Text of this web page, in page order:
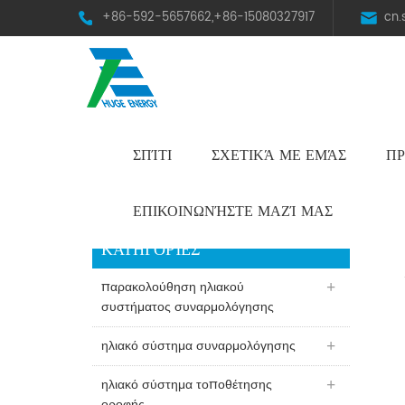
+86-592-5657662,+86-15080327917
ΣΠΊΤΙ ΣΧΕΤΙΚΆ ΜΕ ΕΜΆΣ
ΕΠΙΚΟΙΝΩΝΉΣΤΕ ΜΑΖΊ ΜΑΣ
ΚΑΤΗΓΟΡΊΕΣ
παρακολούθηση ηλιακού
συστήματος συναρμολόγησης
ηλιακό σύστημα συναρμολόγησης
ηλιακό σύστημα τοποθέτησης